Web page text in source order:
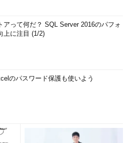
アって何だ？ SQL Server 2016のパフォ
上に注目 (1/2)
のパスワード保護も使いよう